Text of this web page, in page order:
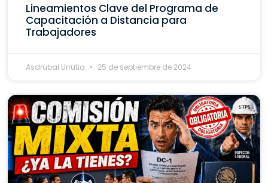
Lineamientos Clave del Programa de
Capacitación a Distancia para
Trabajadores
Asdrubal Urrutia 25 de septiembre de 2024